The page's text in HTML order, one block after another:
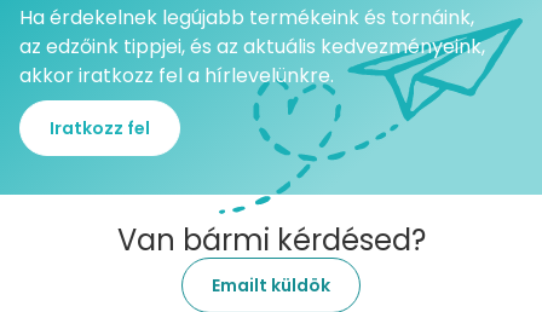
Ha érdekelnek legújabb termékeink és tornáink,
az edzőink tippjei, és az aktuális kedvezményeink,
akkor iratkozz fel a hírlevelünkre.
Iratkozz fel
Van bármi kérdésed?
Emailt küldök